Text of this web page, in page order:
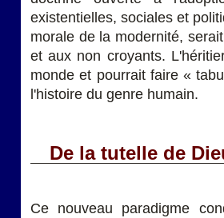
existentielles, sociales et
morale de la modernité,
et aux non croyants.
monde et pourrait faire «
l'histoire du genre humain.
De la tutelle de
Ce nouveau paradigme